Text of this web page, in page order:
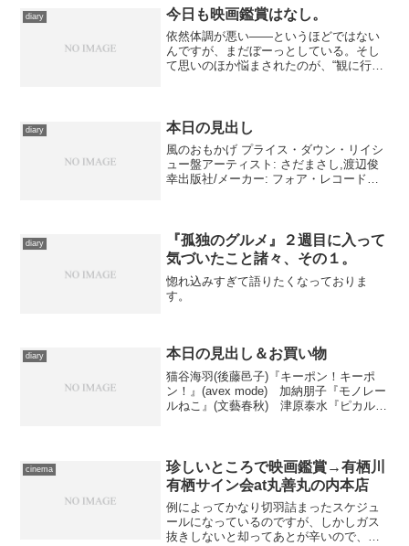
diary 今日も映画鑑賞はなし。
依然体調が悪い――というほどではない
んですが、まだぼーっとしている。そし
て思いのほか悩まされたのが、“観に行く
久々に両親が食べに行...
diary 本日の見出し
風のおもかげ プライス・ダウン・リイシ
ュー盤アーティスト: さだまさし,渡辺俊
幸出版社/メーカー: フォア・レコード発
diary
『孤独のグルメ』２週目に入って
気づいたこと諸々、その１。
惚れ込みすぎて語りたくなっておりま
す。
diary 本日の見出し＆お買い物
猫谷海羽(後藤邑子)『キーポン！キーポ
ン！』(avex mode) 加納朋子『モノレー
ルねこ』(文藝春秋) 津原泰水『ピカルデ
cinema
珍しいところで映画鑑賞→有栖川
有栖サイン会at丸善丸の内本店
例によってかなり切羽詰まったスケジュ
ールになっているのですが、しかしガス
抜きしないと却ってあとが辛いので、週